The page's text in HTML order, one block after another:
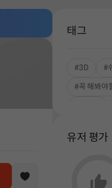
태그
#3D
#
#꼭 해봐야
#풍부한 스
유저 평가